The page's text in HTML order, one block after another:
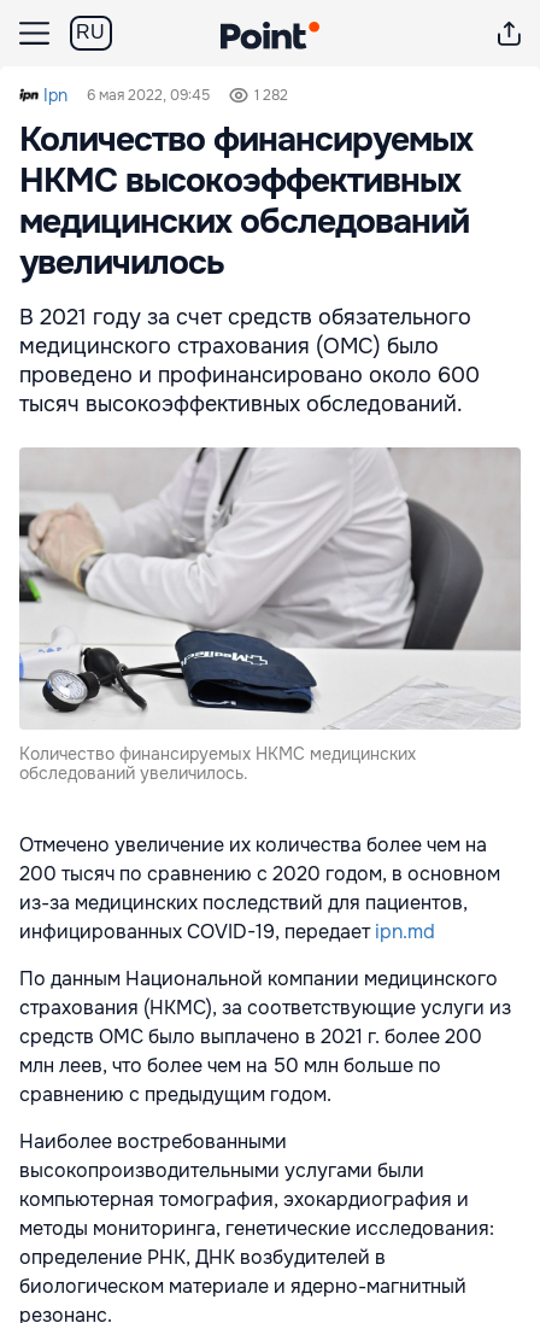
RU
Ipn 6 мая 2022, 09:45 1 282
Количество финансируемых
НКМС высокоэффективных
медицинских обследований
увеличилось
В 2021 году за счет средств обязательного
медицинского страхования (ОМС) было
проведено и профинансировано около 600
тысяч высокоэффективных обследований.
Количество финансируемых НКМС медицинских
обследований увеличилось.
Отмечено увеличение их количества более чем на
200 тысяч по сравнению с 2020 годом, в основном
из-за медицинских последствий для пациентов,
инфицированных COVID-19, передаетipn.md
По данным Национальной компании медицинского
страхования (НКМС), за соответствующие услуги из
средств ОМС было выплачено в 2021 г. более 200
млн леев, что более чем на 50 млн больше по
сравнению с предыдущим годом.
Наиболее востребованными
высокопроизводительными услугами были
компьютерная томография, эхокардиография и
методы мониторинга, генетические исследования:
определение РНК, ДНК возбудителей в
биологическом материале и ядерно-магнитный
резонанс.